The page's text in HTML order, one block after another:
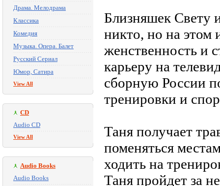
Драма. Мелодрама
Классика
Комедия
Музыка. Опера. Балет
Русский Сериал
Юмор, Сатира
View All
CD
Audio CD
View All
Audio Books
Audio Books
Близняшек Свету
никто, но на этом
женственность и
карьеру на
сборную России
тренировки и
Таня получает
поменяться
ходить на
Таня пройдет за